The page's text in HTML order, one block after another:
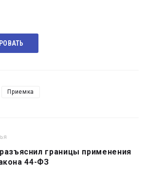
Приемка
границы применения
44-ФЗ